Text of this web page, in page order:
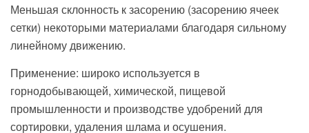
Меньшая склонность к засорению (засорению ячеек
сетки) некоторыми материалами благодаря сильному
линейному движению.
Применение: широко используется в
горнодобывающей, химической, пищевой
промышленности и производстве удобрений для
сортировки, удаления шлама и осушения.